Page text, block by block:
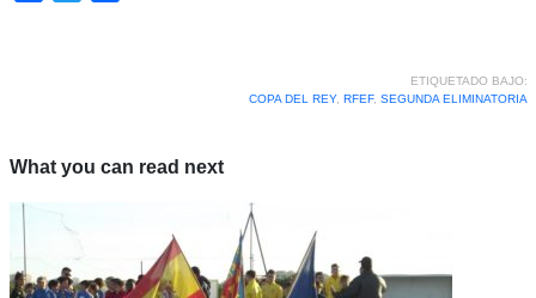
ETIQUETADO BAJO:
COPA DEL REY, RFEF, SEGUNDA ELIMINATORIA
What you can read next